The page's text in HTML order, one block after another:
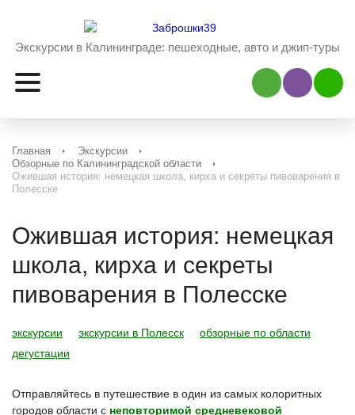
Экскурсии в Калининграде: пешеходные, авто и джип-туры
Наш ViberНаш
Главная
Экскурсии
Обзорные по Калининградской области
Ожившая история: немецкая школа, кирха и секреты пивоварения в
Полесске
Ожившая история: немецкая
школа, кирха и секреты
пивоварения в Полесске
экскурсии экскурсии в Полесск
обзорные по области
дегустации
Отправляйтесь в путешествие в один из самых колоритных
городов области с неповторимой средневековой